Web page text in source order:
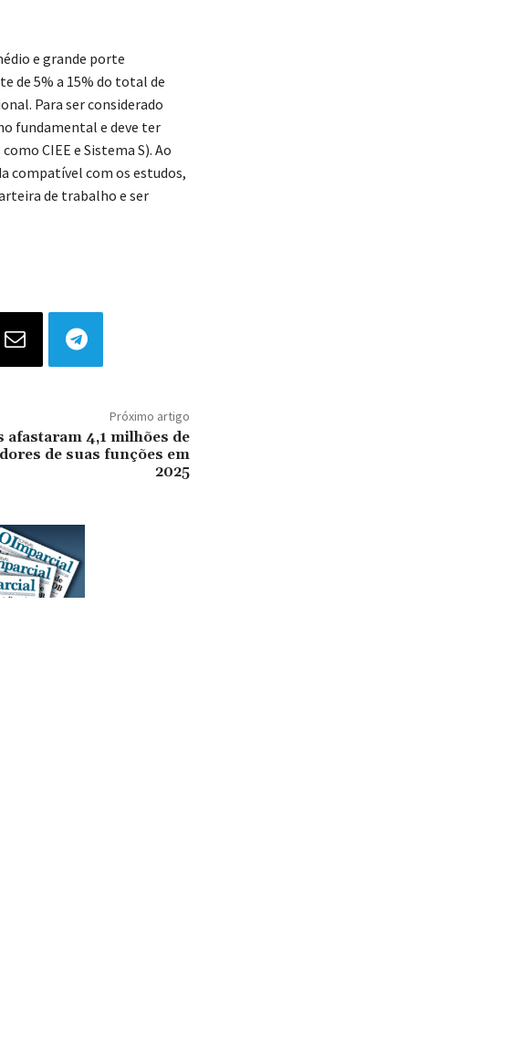
e grande porte
de 5% a 15% do total de
Para ser considerado
fundamental e deve ter
CIEE e Sistema S). Ao
compatível com os estudos,
de trabalho e ser
Próximo artigo
afastaram 4,1 milhões de
de suas funções em
2025